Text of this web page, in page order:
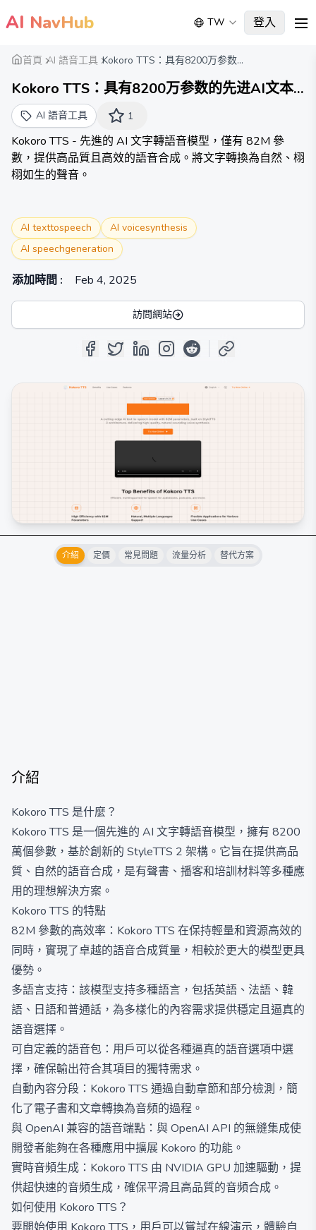
AI NavHub TW 登入
首頁 AI 語音工具 Kokoro TTS：具有8200万参数...
Kokoro TTS：具有8200万参数的先进AI文本
转语音模型
AI 語音工具 1
Kokoro TTS - 先進的 AI 文字轉語音模型，僅有 82M 參
數，提供高品質且高效的語音合成。將文字轉換為自然、栩
栩如生的聲音。
AI texttospeech
AI voicesynthesis
AI speechgeneration
添加時間 : Feb 4, 2025
訪問網站
介紹 定價 常見問題 流量分析 替代方案
介紹
Kokoro TTS 是什麼？
Kokoro TTS 是一個先進的 AI 文字轉語音模型，擁有 8200
萬個參數，基於創新的 StyleTTS 2 架構。它旨在提供高品
質、自然的語音合成，是有聲書、播客和培訓材料等多種應
用的理想解決方案。
Kokoro TTS 的特點
82M 參數的高效率：Kokoro TTS 在保持輕量和資源高效的
同時，實現了卓越的語音合成質量，相較於更大的模型更具
優勢。
多語言支持：該模型支持多種語言，包括英語、法語、韓
語、日語和普通話，為多樣化的內容需求提供穩定且逼真的
語音選擇。
可自定義的語音包：用戶可以從各種逼真的語音選項中選
擇，確保輸出符合其項目的獨特需求。
自動內容分段：Kokoro TTS 通過自動章節和部分檢測，簡
化了電子書和文章轉換為音頻的過程。
與 OpenAI 兼容的語音端點：與 OpenAI API 的無縫集成使
開發者能夠在各種應用中擴展 Kokoro 的功能。
實時音頻生成：Kokoro TTS 由 NVIDIA GPU 加速驅動，提
供超快速的音頻生成，確保平滑且高品質的音頻合成。
如何使用 Kokoro TTS？